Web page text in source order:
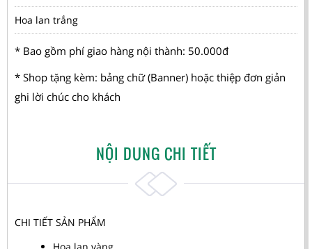
Hoa lan trắng
* Bao gồm phí giao hàng nội thành: 50.000đ
* Shop tặng kèm: bảng chữ (Banner) hoặc thiệp đơn giản
ghi lời chúc cho khách
NỘI DUNG CHI TIẾT
CHI TIẾT SẢN PHẨM